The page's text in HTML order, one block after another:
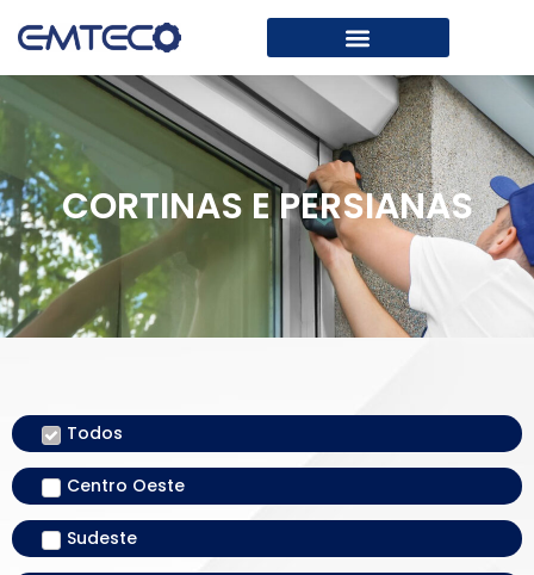
CORTINAS E PERSIANAS
Todos
Centro Oeste
Sudeste